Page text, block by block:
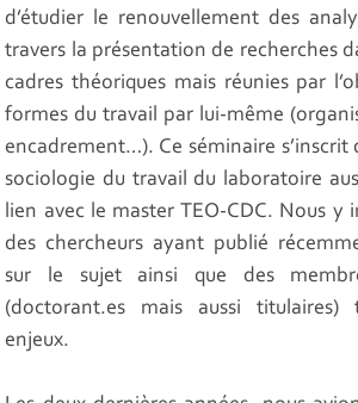
d’étudier le renouvellement des
travers la présentation de recherches
cadres théoriques mais réunies par
formes du travail par lui-même
encadrement…). Ce séminaire
sociologie du travail du laboratoire
lien avec le master TEO-CDC. Nous y
des chercheurs ayant publié
sur le sujet ainsi que des
(doctorant.es mais aussi titulaires)
enjeux.